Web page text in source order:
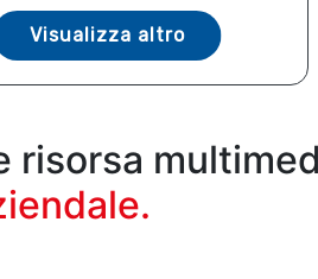
Visualizza altro
risorsa